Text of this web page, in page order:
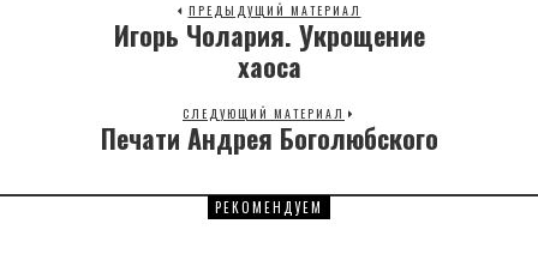
ПРЕДЫДУЩИЙ МАТЕРИАЛ
Previous
post:
Игорь Чолария. Укрощение
хаоса
СЛЕДУЮЩИЙ МАТЕРИАЛ
Next
Печати Андрея Боголюбского
РЕКОМЕНДУЕМ